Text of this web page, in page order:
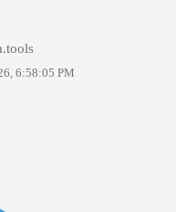
6:58:05 PM